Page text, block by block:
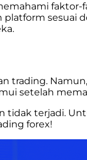
sesuai
trading.
setelah
tidak terjadi.
forex!